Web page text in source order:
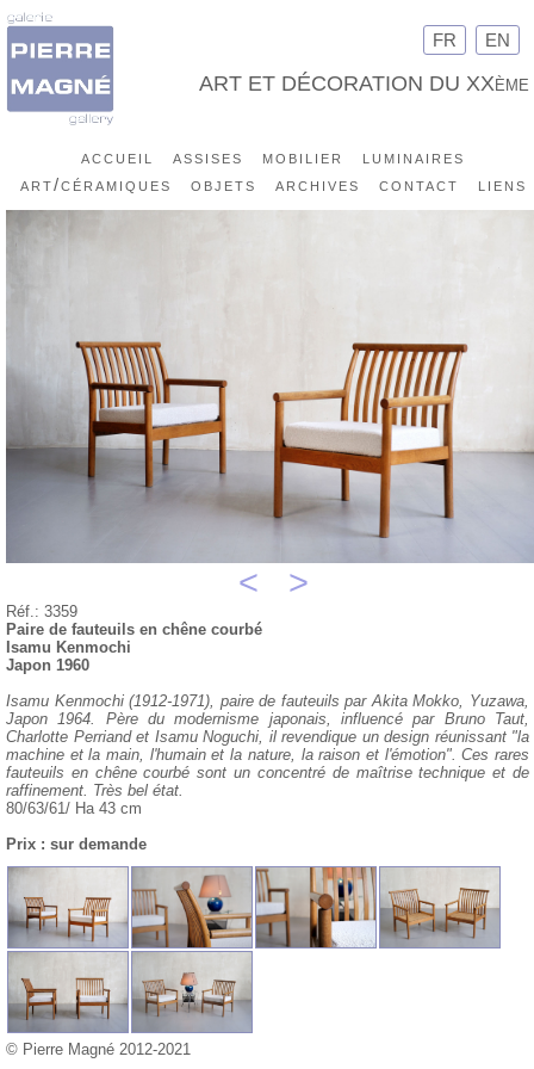
FR EN
ART ET DÉCORATION DU XXème
accueil assises mobilier
luminaires
art/céramiques
objets archives contact liens
< >
Réf.: 3359
Paire de fauteuils en chêne courbé
Isamu Kenmochi
Japon 1960
Isamu Kenmochi (1912-1971), paire de fauteuils par Akita Mokko, Yuzawa,
Japon 1964. Père du modernisme japonais, influencé par Bruno Taut,
Charlotte Perriand et Isamu Noguchi, il revendique un design réunissant "la
machine et la main, l'humain et la nature, la raison et l'émotion". Ces rares
fauteuils en chêne courbé sont un concentré de maîtrise technique et de
raffinement. Très bel état.
80/63/61/ Ha 43 cm
Prix : sur demande
© Pierre Magné 2012-2021